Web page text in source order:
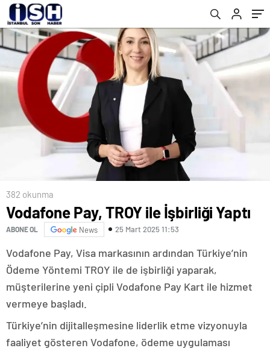
382 okunma
Vodafone Pay, TROY ile İşbirliği Yaptı
ABONE OL News 25 Mart 2025 11:53
Vodafone Pay, Visa markasının ardından Türkiye’nin
Ödeme Yöntemi TROY ile de işbirliği yaparak,
müşterilerine yeni çipli Vodafone Pay Kart ile hizmet
vermeye başladı.
Türkiye’nin dijitalleşmesine liderlik etme vizyonuyla
faaliyet gösteren Vodafone, ödeme uygulaması